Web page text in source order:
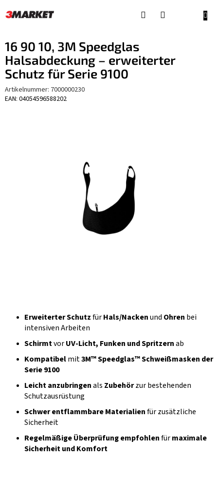
Inhalt
16 90 10, 3M Speedglas
Halsabdeckung – erweiterter
Schutz für Serie 9100
Artikelnummer: 7000000230
EAN: 04054596588202
Erweiterter SchutzfürHals/Nackenund Ohren bei
intensiven Arbeiten
SchirmtvorUV-Licht, Funken und Spritzernab
Kompatibelmit3M™ Speedglas™ Schweißmasken der
Serie 9100
Leicht anzubringenals Zubehörzur bestehenden
Schutzausrüstung
Schwer entflammbare Materialienfür zusätzliche
Sicherheit
Regelmäßige Überprüfung empfohlenfürmaximale
Sicherheit und Komfort